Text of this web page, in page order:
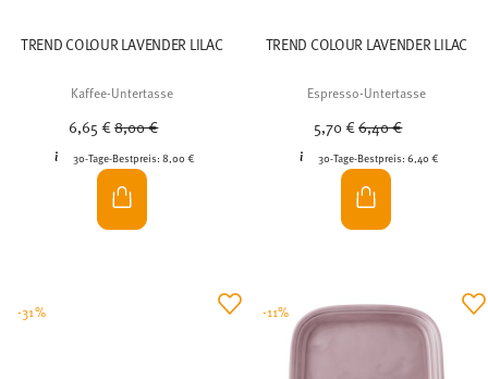
TREND COLOUR LAVENDER LILAC
Kaffee-Untertasse
6,65 €Price reduced from
8,00 €
30-Tage-Bestpreis: 8,00 €
TREND COLOUR LAVENDER LILAC
Espresso-Untertasse
5,70 €Price reduced from
6,40 €
30-Tage-Bestpreis: 6,40 €
-31% -11%